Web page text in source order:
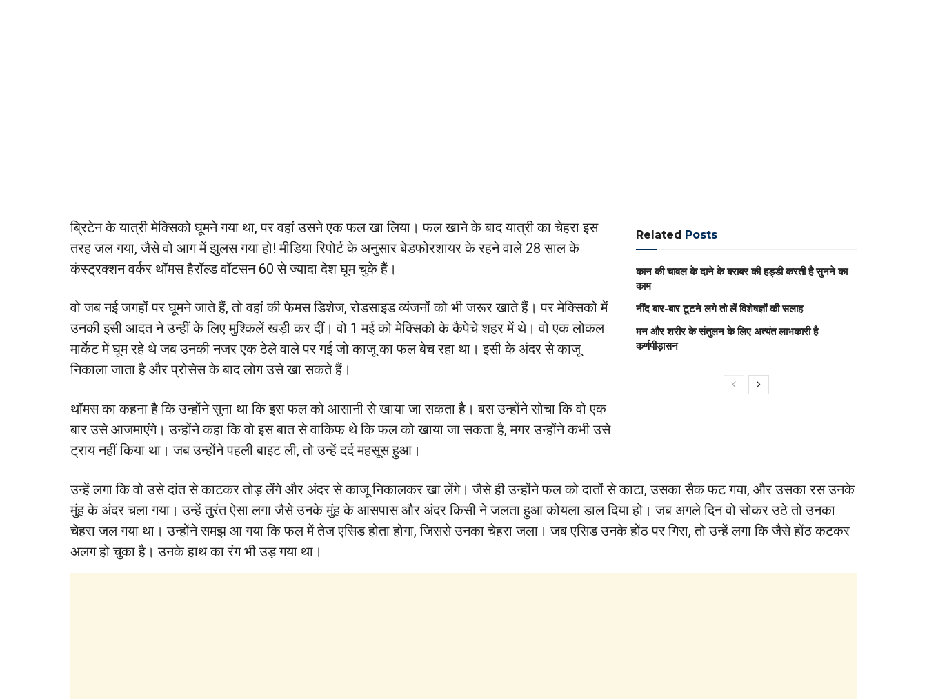
Related Posts
कान की चावल के दाने के बराबर की हड्डी करती है सुनने का
काम
नींद बार-बार टूटने लगे तो लें विशेषज्ञों की सलाह
मन और शरीर के संतुलन के लिए अत्यंत लाभकारी है
कर्णपीड़ासन
ब्रिटेन के यात्री मेक्सिको घूमने गया था, पर वहां उसने एक फल खा लिया। फल खाने के बाद यात्री का चेहरा इस
तरह जल गया, जैसे वो आग में झुलस गया हो! मीडिया रिपोर्ट के अनुसार बेडफोरशायर के रहने वाले 28 साल के
कंस्ट्रक्शन वर्कर थॉमस हैरॉल्ड वॉटसन 60 से ज्यादा देश घूम चुके हैं।
वो जब नई जगहों पर घूमने जाते हैं, तो वहां की फेमस डिशेज, रोडसाइड व्यंजनों को भी जरूर खाते हैं। पर मेक्सिको में
उनकी इसी आदत ने उन्हीं के लिए मुश्किलें खड़ी कर दीं। वो 1 मई को मेक्सिको के कैपेचे शहर में थे। वो एक लोकल
मार्केट में घूम रहे थे जब उनकी नजर एक ठेले वाले पर गई जो काजू का फल बेच रहा था। इसी के अंदर से काजू
निकाला जाता है और प्रोसेस के बाद लोग उसे खा सकते हैं।
थॉमस का कहना है कि उन्होंने सुना था कि इस फल को आसानी से खाया जा सकता है। बस उन्होंने सोचा कि वो एक
बार उसे आजमाएंगे। उन्होंने कहा कि वो इस बात से वाकिफ थे कि फल को खाया जा सकता है, मगर उन्होंने कभी उसे
ट्राय नहीं किया था। जब उन्होंने पहली बाइट ली, तो उन्हें दर्द महसूस हुआ।
उन्हें लगा कि वो उसे दांत से काटकर तोड़ लेंगे और अंदर से काजू निकालकर खा लेंगे। जैसे ही उन्होंने फल को दातों से काटा, उसका सैक फट गया, और उसका रस उनके
मुंह के अंदर चला गया। उन्हें तुरंत ऐसा लगा जैसे उनके मुंह के आसपास और अंदर किसी ने जलता हुआ कोयला डाल दिया हो। जब अगले दिन वो सोकर उठे तो उनका
चेहरा जल गया था। उन्होंने समझ आ गया कि फल में तेज एसिड होता होगा, जिससे उनका चेहरा जला। जब एसिड उनके होंठ पर गिरा, तो उन्हें लगा कि जैसे होंठ कटकर
अलग हो चुका है। उनके हाथ का रंग भी उड़ गया था।